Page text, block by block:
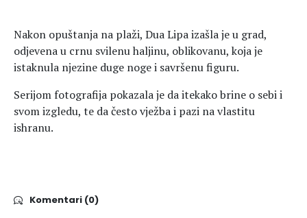
Nakon opuštanja na plaži, Dua Lipa izašla je u grad,
odjevena u crnu svilenu haljinu, oblikovanu, koja je
istaknula njezine duge noge i savršenu figuru.
Serijom fotografija pokazala je da itekako brine o sebi i
svom izgledu, te da često vježba i pazi na vlastitu
ishranu.
Komentari (0)